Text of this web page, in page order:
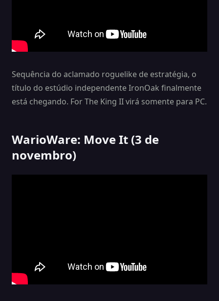
Sequência do aclamado roguelike de estratégia, o
título do estúdio independente IronOak finalmente
está chegando. For The King II virá somente para PC.
WarioWare: Move It (3 de
novembro)